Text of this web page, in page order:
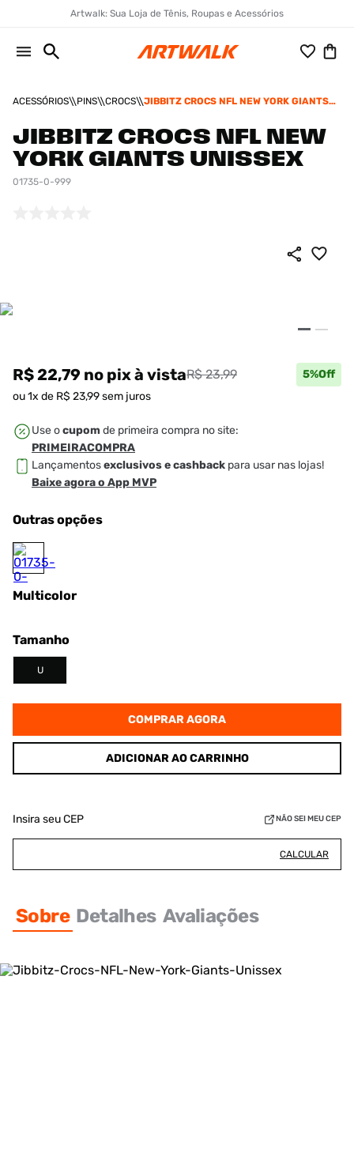
Artwalk: Sua Loja de Tênis, Roupas e Acessórios
ACESSÓRIOS PINS CROCS
JIBBITZ CROCS NFL NEW YORK GIANTS
JIBBITZ CROCS NFL NEW
YORK GIANTS UNISSEX
01735-0-999
R$ 22,79 no pixà vistaR$ 23,99 5%Off
ou1x de R$ 23,99sem juros
Use ocupom de primeira compra no site:
PRIMEIRACOMPRA
Lançamentosexclusivos e cashback para usar nas lojas!
Baixe agora o App MVP
Outras opções
Multicolor
Tamanho
U
COMPRAR AGORA
ADICIONAR AO CARRINHO
Insira seu CEP NÃO SEI MEU CEP
CALCULAR
Sobre Detalhes Avaliações